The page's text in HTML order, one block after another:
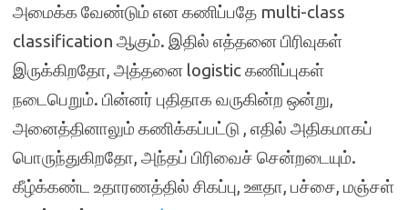
அமைக்க வேண்டும் என கணிப்பதே multi-class
classification ஆகும். இதில் எத்தனை பிரிவுகள்
இருக்கிறதோ, அத்தனை logistic கணிப்புகள்
நடைபெறும். பின்னர் புதிதாக வருகின்ற ஒன்று,
அனைத்தினாலும் கணிக்கப்பட்டு , எதில் அதிகமாகப்
பொருந்துகிறதோ, அந்தப் பிரிவைச் சென்றடையும்.
கீழ்க்கண்ட உதாரணத்தில் சிகப்பு, ஊதா, பச்சை, மஞ்சள்